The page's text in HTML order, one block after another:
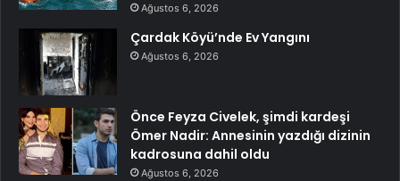
Ağustos 6, 2026
Çardak Köyü’nde Ev Yangını
Ağustos 6, 2026
Önce Feyza Civelek, şimdi kardeşi
Ömer Nadir: Annesinin yazdığı dizinin
kadrosuna dahil oldu
Ağustos 6, 2026